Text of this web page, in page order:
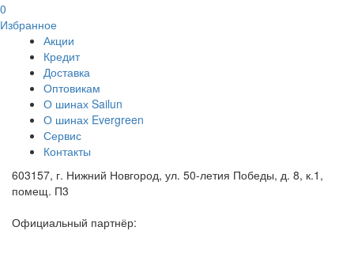
0
Избранное
Акции
Кредит
Доставка
Оптовикам
О шинах Sailun
О шинах Evergreen
Сервис
Контакты
603157, г. Нижний Новгород, ул. 50-летия Победы, д. 8, к.1,
помещ. П3
Официальный партнёр: